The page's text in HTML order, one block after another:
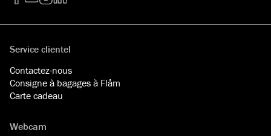
Service clientel
Contactez-nous
Consigne à bagages à Flåm
Carte cadeau
Webcam